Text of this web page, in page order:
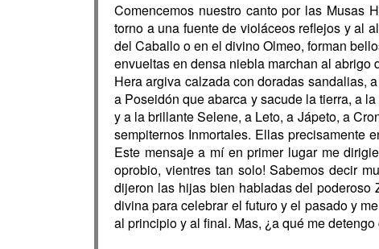
Comencemos nuestro canto por las Musas
torno a una fuente de violáceos reflejos y al
del Caballo o en el divino Olmeo, forman
envueltas en densa niebla marchan al
Hera argiva calzada con doradas sandalias,
a Poseidón que abarca y sacude la tierra, a
y a la brillante Selene, a Leto, a Jápeto, a
sempiternos Inmortales. Ellas precisamente
Este mensaje a mí en primer lugar me
oprobio, vientres tan solo! Sabemos decir
dijeron las hijas bien habladas del poderoso
divina para celebrar el futuro y el pasado y
al principio y al final. Mas, ¿a qué me